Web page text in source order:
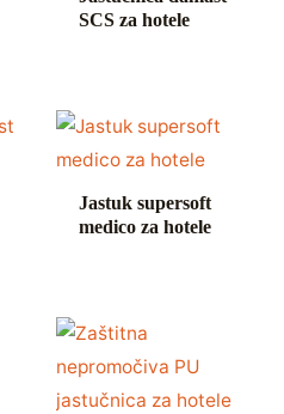
SCS za hotele
Jastuk supersoft
medico za hotele